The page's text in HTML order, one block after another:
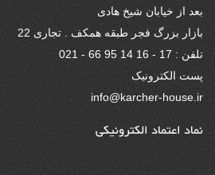
بعد از خیابان شیخ هادی
بازار بزرگ فجر طبقه همکف . تجاری 22
تلفن : 17 - 16 14 95 66 - 021
پست الکترونیک
info@karcher-house.ir
نماد اعتماد الکترونیکی